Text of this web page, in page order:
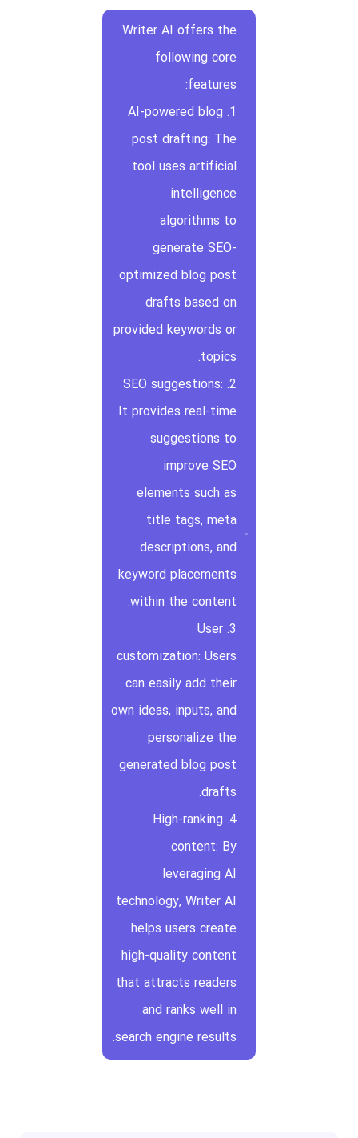
Writer AI offers the
following core
features:
1. AI-powered blog
post drafting: The
tool uses artificial
intelligence
algorithms to
generate SEO-
optimized blog post
drafts based on
provided keywords or
topics.
2. SEO suggestions:
It provides real-time
suggestions to
improve SEO
elements such as
title tags, meta
descriptions, and
keyword placements
within the content.
3. User
customization: Users
can easily add their
own ideas, inputs, and
personalize the
generated blog post
drafts.
4. High-ranking
content: By
leveraging AI
technology, Writer AI
helps users create
high-quality content
that attracts readers
and ranks well in
search engine results.